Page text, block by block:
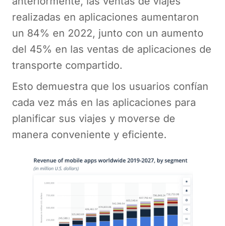
realizadas en aplicaciones aumentaron
un 84% en 2022, junto con un aumento
del 45% en las ventas de aplicaciones de
transporte compartido.
Esto demuestra que los usuarios confían
cada vez más en las aplicaciones para
planificar sus viajes y moverse de
manera conveniente y eficiente.